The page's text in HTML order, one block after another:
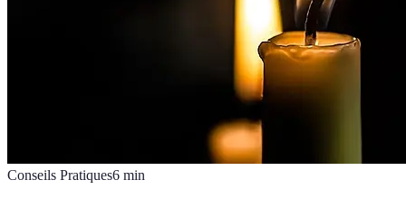
Conseils Pratiques6 min